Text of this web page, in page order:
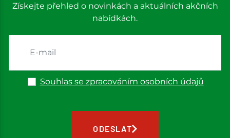
Získejte přehled o novinkách a aktuálních akčních
nabídkách.
Souhlas se zpracováním osobních údajů
ODESLAT